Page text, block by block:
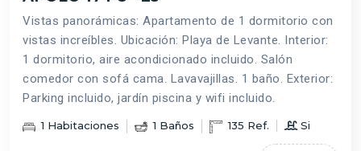
Vistas panorámicas: Apartamento de 1 dormitorio con
vistas increíbles. Ubicación: Playa de Levante. Interior:
1 dormitorio, aire acondicionado incluido. Salón
comedor con sofá cama. Lavavajillas. 1 baño. Exterior:
Parking incluido, jardín piscina y wifi incluido.
1 Habitaciones 1 Baños 135 Ref. Si